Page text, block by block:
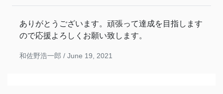
ありがとうございます。頑張って達成を目指します
ので応援よろしくお願い致します。
和佐野浩一郎 / June 19, 2021